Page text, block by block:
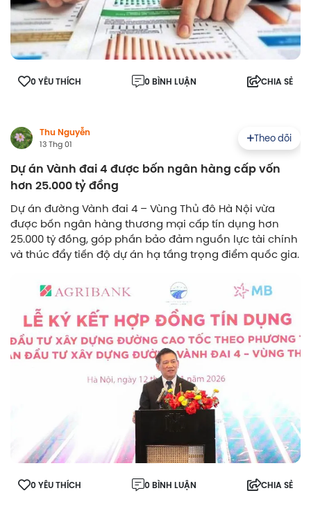
0 YÊU THÍCH 0 BÌNH LUẬN CHIA SẺ
Thu Nguyễn
13 Thg 01
Theo dõi
Dự án Vành đai 4 được bốn ngân hàng cấp vốn
hơn 25.000 tỷ đồng
Dự án đường Vành đai 4 – Vùng Thủ đô Hà Nội vừa
được bốn ngân hàng thương mại cấp tín dụng hơn
25.000 tỷ đồng, góp phần bảo đảm nguồn lực tài chính
và thúc đẩy tiến độ dự án hạ tầng trọng điểm quốc gia.
0 YÊU THÍCH 0 BÌNH LUẬN CHIA SẺ